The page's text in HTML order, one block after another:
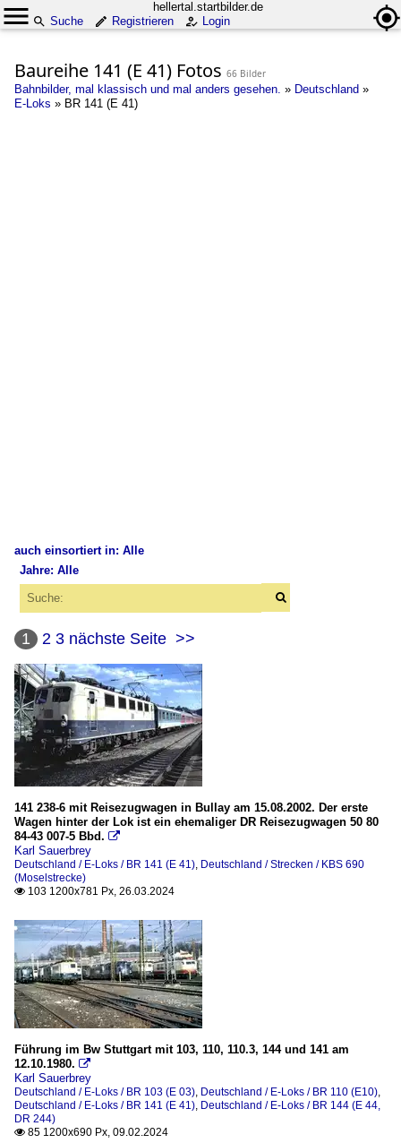
hellertal.startbilder.de
Suche
Registrieren Login
Baureihe 141 (E 41) Fotos 66 Bilder
Bahnbilder, mal klassisch und mal anders gesehen. » Deutschland »
E-Loks » BR 141 (E 41)
auch einsortiert in: Alle
Alle Kategorien
Deutschland
Bahnhochbauten
Tunnel
Bahnhöfe
Frankfurt am Main Hauptbahnhof
Bahntechnische Anlagen
Formsignale
Dieselloks
Dieseltriebzüge
BR 628 / 928
E-Loks
BR 103 (E 03)
BR 110 (E10)
BR 111
BR 118 (E 18)
Jahre: Alle
1980
2000
2002
2004
2006
2010
2012
2014
2015
2016
2017
2019
2020
2021
1 2 3 nächste Seite >>
141 238-6 mit Reisezugwagen in Bullay am 15.08.2002. Der erste
Wagen hinter der Lok ist ein ehemaliger DR Reisezugwagen 50 80
84-43 007-5 Bbd. 
Karl Sauerbrey
Deutschland / E-Loks / BR 141 (E 41), Deutschland / Strecken / KBS 690
(Moselstrecke)
 103 1200x781 Px, 26.03.2024
Führung im Bw Stuttgart mit 103, 110, 110.3, 144 und 141 am
12.10.1980. 
Karl Sauerbrey
Deutschland / E-Loks / BR 103 (E 03), Deutschland / E-Loks / BR 110 (E10),
Deutschland / E-Loks / BR 141 (E 41), Deutschland / E-Loks / BR 144 (E 44,
DR 244)
 85 1200x690 Px, 09.02.2024